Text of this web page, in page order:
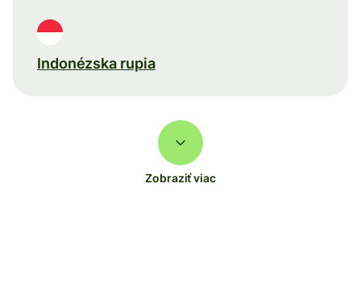
Indonézska rupia
Zobraziť viac